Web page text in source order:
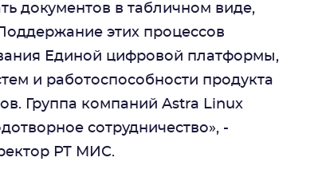
документов в табличном виде,
этих процессов
Единой цифровой платформы,
и работоспособности продукта
Группа компаний Astra Linux
сотрудничество», -
РТ МИС.